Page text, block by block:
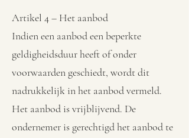
Artikel 4 – Het aanbod
Indien een aanbod een beperkte
geldigheidsduur heeft of onder
voorwaarden geschiedt, wordt dit
nadrukkelijk in het aanbod vermeld.
Het aanbod is vrijblijvend. De
ondernemer is gerechtigd het aanbod te